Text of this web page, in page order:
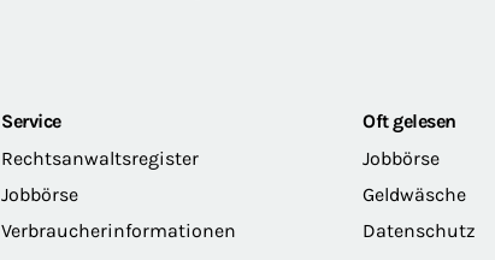
Service
Rechtsanwaltsregister
Jobbörse
Verbraucherinformationen
Oft gelesen
Jobbörse
Geldwäsche
Datenschutz